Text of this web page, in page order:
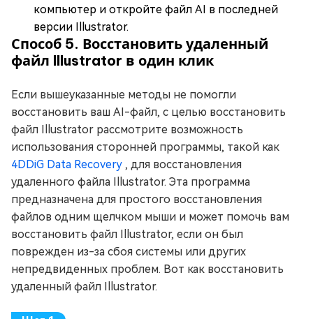
компьютер и откройте файл AI в последней
версии Illustrator.
Способ 5. Восстановить удаленный
файл Illustrator в один клик
Если вышеуказанные методы не помогли
восстановить ваш AI-файл, с целью восстановить
файл Illustrator рассмотрите возможность
использования сторонней программы, такой как
4DDiG Data Recovery , для восстановления
удаленного файла Illustrator. Эта программа
предназначена для простого восстановления
файлов одним щелчком мыши и может помочь вам
восстановить файл Illustrator, если он был
поврежден из-за сбоя системы или других
непредвиденных проблем. Вот как восстановить
удаленный файл Illustrator.